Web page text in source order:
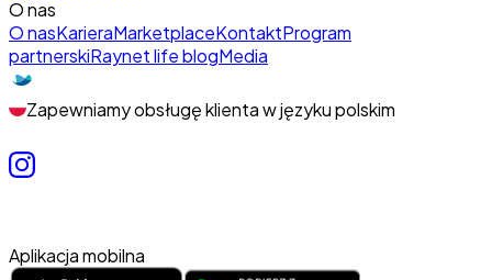
O nas
O nasKarieraMarketplaceKontaktProgram
partnerskiRaynet life blogMedia
Zapewniamy obsługę klienta w języku polskim
Aplikacja mobilna